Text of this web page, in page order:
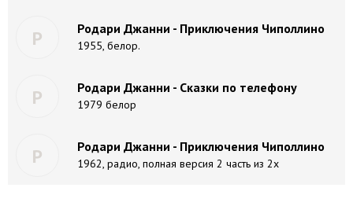
Р Родари Джанни - Приключения Чиполлино
1955, белор.
Р Родари Джанни - Сказки по телефону
1979 белор
Р Родари Джанни - Приключения Чиполлино
1962, радио, полная версия 2 часть из 2х